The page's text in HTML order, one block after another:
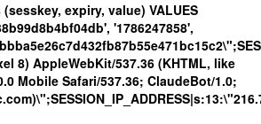
expiry, value) VALUES
'1786247858',
8) AppleWebKit/537.36 (KHTML, like
Mobile Safari/537.36; ClaudeBot/1.0;